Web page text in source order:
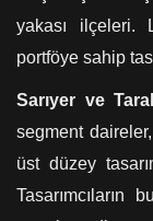
yakası ilçeleri.
portföye sahip
Sarıyer ve
segment
üst düzey
Tasarımcıların